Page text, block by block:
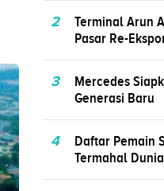
2
Terminal Arun
Pasar Re-
3
Mercedes
Generasi Baru
4
Daftar Pemain
Termahal